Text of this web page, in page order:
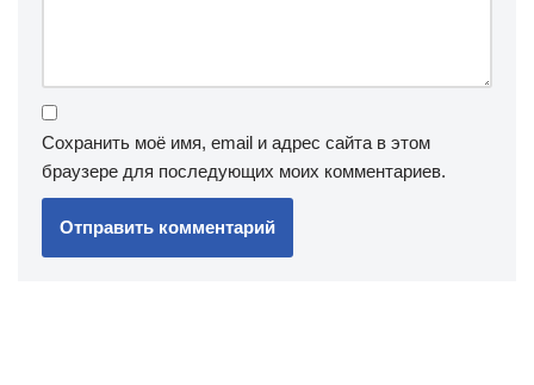
Сохранить моё имя, email и адрес сайта в этом
браузере для последующих моих комментариев.